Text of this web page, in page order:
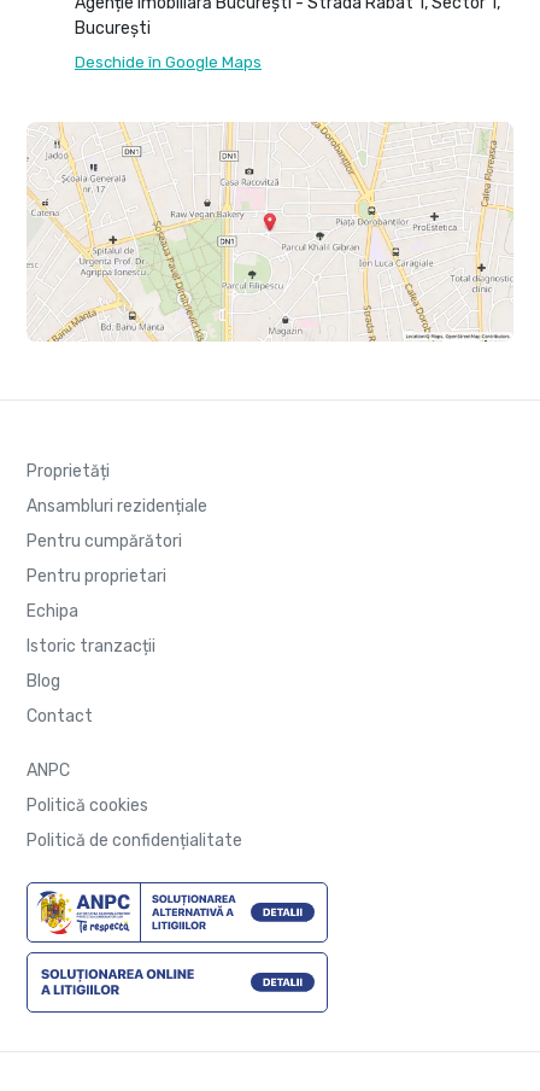
București
Deschide în Google Maps
Proprietăți
Ansambluri rezidențiale
Pentru cumpărători
Pentru proprietari
Echipa
Istoric tranzacții
Blog
Contact
ANPC
Politică cookies
Politică de confidențialitate